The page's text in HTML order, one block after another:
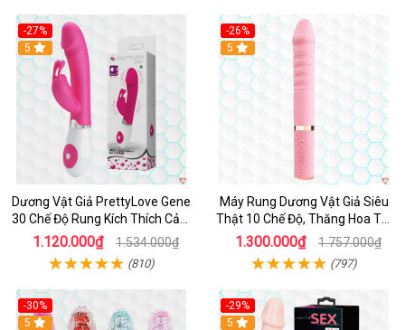
-27%
Hot
5
Dương Vật Giả PrettyLove Gene
30 Chế Độ Rung Kích Thích Cảm
Biến Âm Thanh
1.120.000₫ 1.534.000₫
(810)
-26%
Hot
5
Máy Rung Dương Vật Giả Siêu
Thật 10 Chế Độ, Thăng Hoa Tối
Ưu
1.300.000₫ 1.757.000₫
(797)
-30%
Hot
5
-29%
Hot
5